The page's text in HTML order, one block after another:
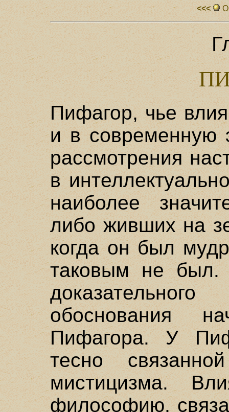
<<<
Пифагор, чье
и в современную
рассмотрения
в
наиболее
либо живших на
когда он был
таковым не был.
обоснования
Пифагора. У
тесно
мистицизма.
философию,